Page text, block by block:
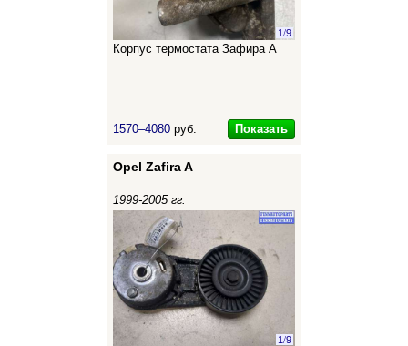
1/9
Корпус термостата Зафира А
1570–4080 руб. Показать
Opel Zafira A
1999-2005 гг.
1/9